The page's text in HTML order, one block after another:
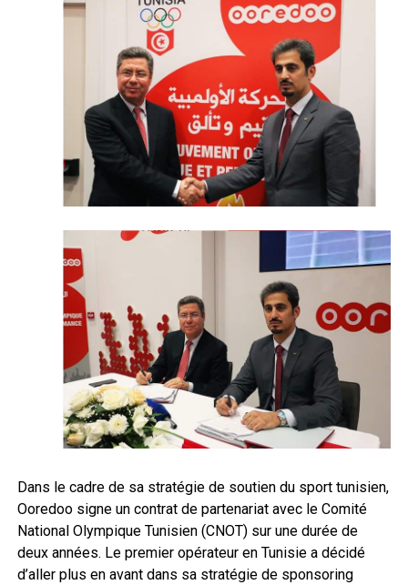
Dans le cadre de sa stratégie de soutien du sport tunisien,
Ooredoo signe un contrat de partenariat avec le Comité
National Olympique Tunisien (CNOT) sur une durée de
deux années. Le premier opérateur en Tunisie a décidé
d’aller plus en avant dans sa stratégie de sponsoring